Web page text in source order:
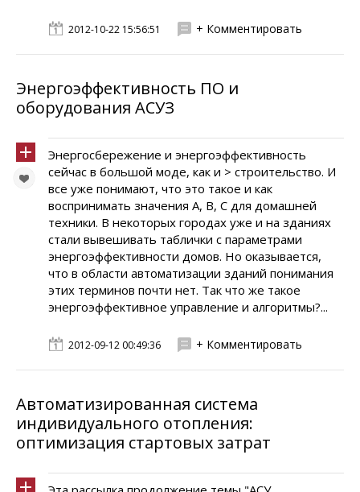
2012-10-22 15:56:51 + Комментировать
Энергоэффективность ПО и
оборудования АСУЗ
Энергосбережение и энергоэффективность
сейчас в большой моде, как и > строительство. И
все уже понимают, что это такое и как
воспринимать значения А, В, С для домашней
техники. В некоторых городах уже и на зданиях
стали вывешивать таблички с параметрами
энергоэффективности домов. Но оказывается,
что в области автоматизации зданий понимания
этих терминов почти нет. Так что же такое
энергоэффективное управление и алгоритмы?...
2012-09-12 00:49:36 + Комментировать
Автоматизированная система
индивидуального отопления:
оптимизация стартовых затрат